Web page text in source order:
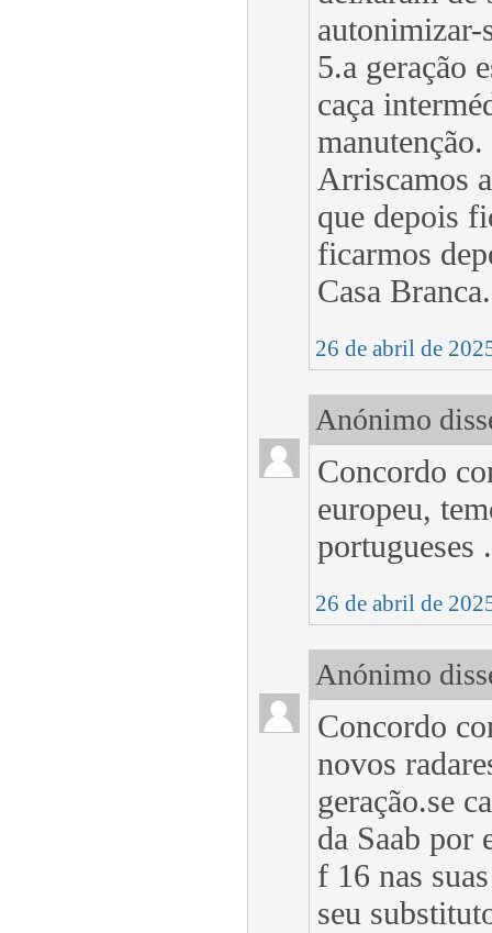
autonimizar-
5.a geração
caça
Arriscamos
que depois
ficarmos
Casa Branca.
26 de abril de
Anónimo
Concordo
europeu,
portugueses .
26 de abril de
Anónimo
Concordo
novos
geração.se
da Saab por
f 16 nas
seu